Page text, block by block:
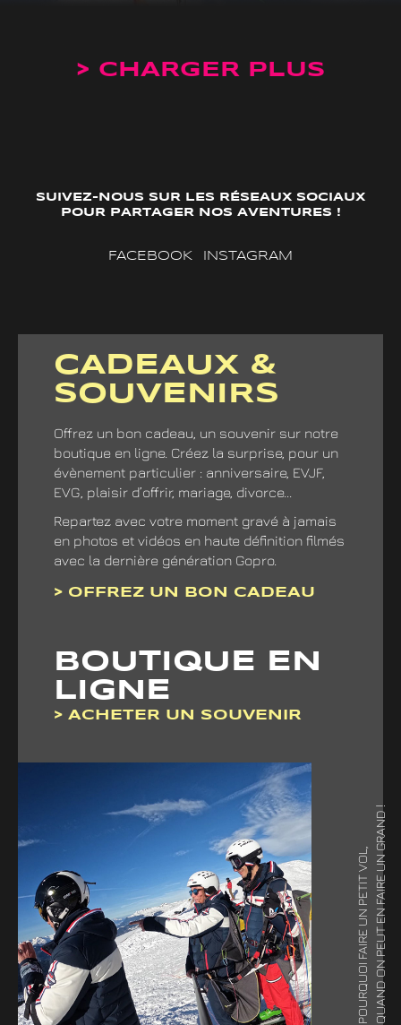
> CHARGER PLUS
SUIVEZ-NOUS SUR LES RÉSEAUX SOCIAUX
POUR PARTAGER NOS AVENTURES !
FACEBOOK INSTAGRAM
CADEAUX &
SOUVENIRS
Offrez un bon cadeau, un souvenir sur notre
boutique en ligne. Créez la surprise, pour un
évènement particulier : anniversaire, EVJF,
EVG, plaisir d’offrir, mariage, divorce...
Repartez avec votre moment gravé à jamais
en photos et vidéos en haute définition filmés
avec la dernière génération Gopro.
> OFFREZ UN BON CADEAU
BOUTIQUE EN
LIGNE
> ACHETER UN SOUVENIR
POURQUOI FAIRE UN PETIT VOL,QUAND ON PEUT EN FAIRE UN GRAND !